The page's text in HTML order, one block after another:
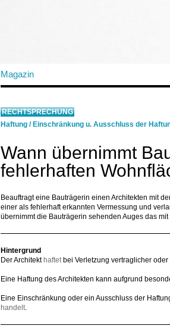
Magazin
RECHTSPRECHUNG
Haftung / Einschränkung u. Ausschluss der
Wann übernimmt
fehlerhaften
Beauftragt eine Bauträgerin einen Architekten mit
einer als fehlerhaft erkannten Vermessung und
übernimmt die Bauträgerin sehenden Auges das
Hintergrund
Der Architekt haftetbei Verletzung vertraglicher
Eine Haftung des Architekten kann aufgrund
Eine Einschränkung oder ein Ausschluss der
handelt.